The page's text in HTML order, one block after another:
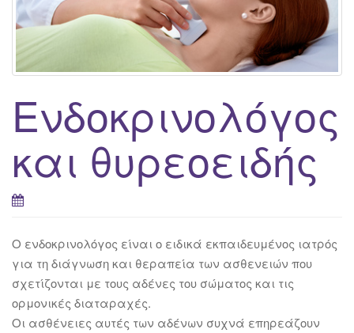
Ενδοκρινολόγος
και θυρεοειδής
Ο ενδοκρινολόγος είναι ο ειδικά εκπαιδευμένος ιατρός
για τη διάγνωση και θεραπεία των ασθενειών που
σχετίζονται με τους αδένες του σώματος και τις
ορμονικές διαταραχές.
Οι ασθένειες αυτές των αδένων συχνά επηρεάζουν